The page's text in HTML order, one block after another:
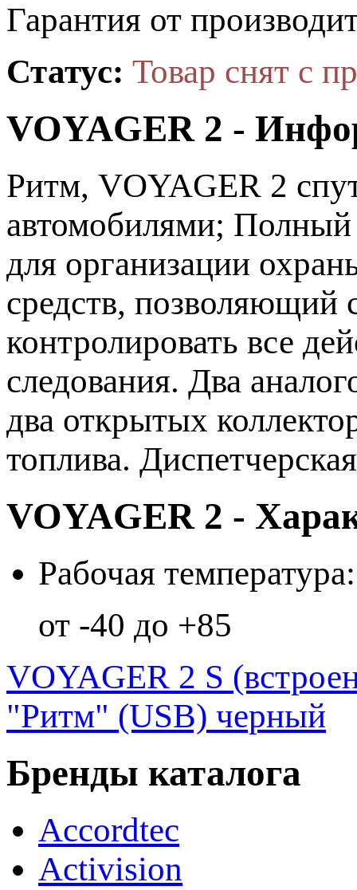
Гарантия от
Статус: Товар снят с
VOYAGER 2 -
Ритм, VOYAGER 2
автомобилями; Полный
для организации
средств, позволяющий
контролировать все
следования. Два
два открытых
топлива.
VOYAGER 2 -
Рабочая температура:
от -40 до +85
VOYAGER 2 S
"Ритм" (USB) черный
Бренды каталога
Accordtec
Activision